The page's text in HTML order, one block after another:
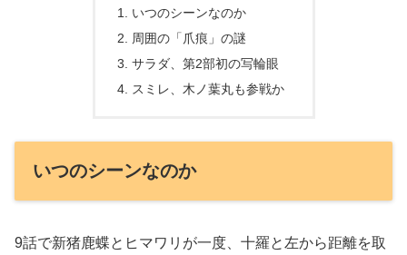
いつのシーンなのか
周囲の「爪痕」の謎
サラダ、第2部初の写輪眼
スミレ、木ノ葉丸も参戦か
いつのシーンなのか
9話で新猪鹿蝶とヒマワリが一度、十羅と左から距離を取